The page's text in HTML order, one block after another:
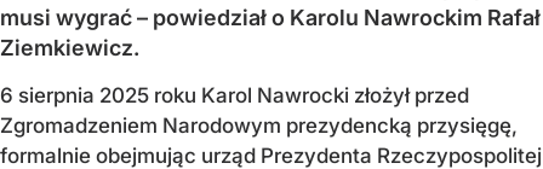
musi wygrać – powiedział o Karolu Nawrockim Rafał
Ziemkiewicz.
6 sierpnia 2025 roku Karol Nawrocki złożył przed
Zgromadzeniem Narodowym prezydencką przysięgę,
formalnie obejmując urząd Prezydenta Rzeczypospolitej